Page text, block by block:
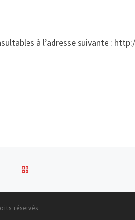
à l’adresse suivante :
réservés